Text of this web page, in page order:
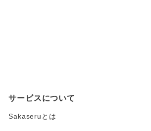
サービスについて
Sakaseruとは